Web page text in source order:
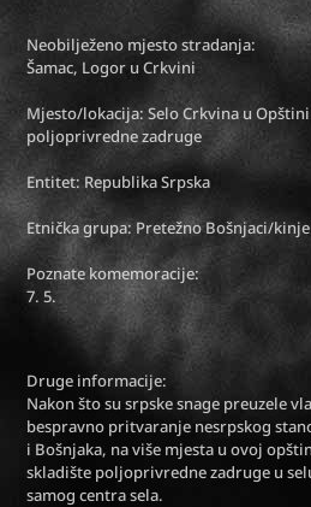
Neobilježeno mjesto stradanja:
Šamac, Logor u Crkvini
Mjesto/lokacija: Selo Crkvina u
poljoprivredne zadruge
Entitet: Republika Srpska
Etnička grupa: Pretežno Bošnjaci/
Poznate komemoracije:
7. 5.
Druge informacije:
Nakon što su srpske snage preuzele
bespravno pritvaranje nesrpskog
i Bošnjaka, na više mjesta u ovoj
skladište poljoprivredne zadruge u
samog centra sela.